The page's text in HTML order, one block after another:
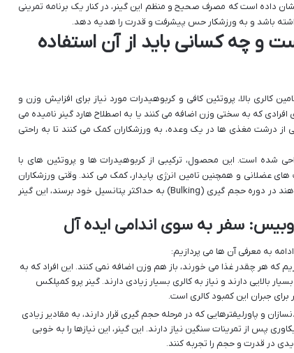
داده است که مصرف صحیح و منظم این گینر، در کنار یک برنامه تمرینی
باشد و به ورزشکار حس پیشرفت و قدرت را هدیه دهد.
چه کسانی باید از آن استفاده
بالا، پروتئین کافی و کربوهیدرات مورد نیاز برای افزایش وزن و
که به سختی وزن اضافه می کنند یا به اصطلاح هارد گینر نامیده می
از درشت مغذی ها در یک وعده، به ورزشکاران کمک می کنند تا به راحتی
شده است. این محصول، ترکیبی از کربوهیدرات ها و پروتئین های با
عضلانی و همچنین تامین انرژی پایدار، کمک می کند. وقتی ورزشکاران
به دنبال راهی برای عبور از فلات وزنی خود هستند، یا می خواهند در دوره حجم گیری (Bulking) به حداکثر پتانسیل خود برسند، این گینر
سفر به سوی اندامی ایده آل
به معرفی آن ها می پردازیم:
که هر چقدر غذا می خورند، باز هم وزن اضافه نمی کنند. این افراد که به
بالایی دارند و نیاز به کالری بسیار زیادی دارند. گینر پرو کمپلکس
برای جبران این کمبود کالری است.
و پاورلیفترهایی که در مرحله حجم گیری قرار دارند، به مقادیر زیادی
پس از تمرینات سنگین نیاز دارند. این گینر، این نیازها را به خوبی
در قدرت و حجم را تجربه کنند.